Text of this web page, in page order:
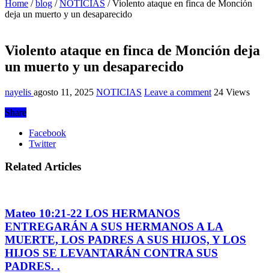
Home / blog / NOTICIAS / Violento ataque en finca de Monción
deja un muerto y un desaparecido
Violento ataque en finca de Monción deja
un muerto y un desaparecido
nayelis agosto 11, 2025 NOTICIAS Leave a comment 24 Views
Share
Facebook
Twitter
Related Articles
Mateo 10:21-22 LOS HERMANOS
ENTREGARÁN A SUS HERMANOS A LA
MUERTE, LOS PADRES A SUS HIJOS, Y LOS
HIJOS SE LEVANTARÁN CONTRA SUS
PADRES. .